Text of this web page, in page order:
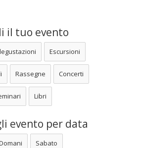
il tuo evento
Escursioni
Rassegne Concerti
Libri
evento per data
Sabato